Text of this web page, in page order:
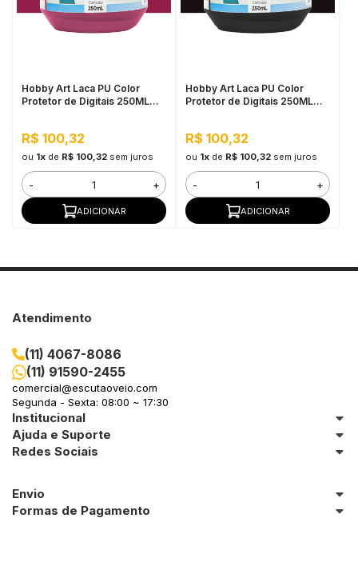
Hobby Art Laca PU Color
Protetor de Digitais 250ML
R$ 100,32
ou 1xde R$ 100,32 sem juros
- +
ADICIONAR
Hobby Art Laca PU Color
Protetor de Digitais 250ML
R$ 100,32
ou 1xde R$ 100,32 sem juros
- +
ADICIONAR
Atendimento
(11) 4067-8086
(11) 91590-2455
comercial@escutaoveio.com
Segunda - Sexta: 08:00 ~ 17:30
Institucional
Ajuda e Suporte
Redes Sociais
Envio
Formas de Pagamento